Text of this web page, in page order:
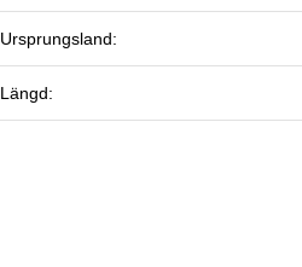
Ursprungsland:
Längd: